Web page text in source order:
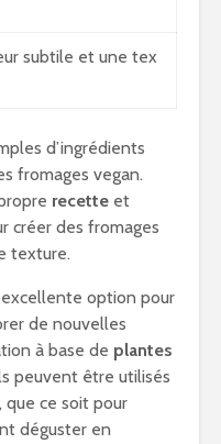
subtile et une tex
d’ingrédients
fromages vegan.
recette et
créer des fromages
texture.
option pour
de nouvelles
à base de plantes
peuvent être utilisés
que ce soit pour
déguster en